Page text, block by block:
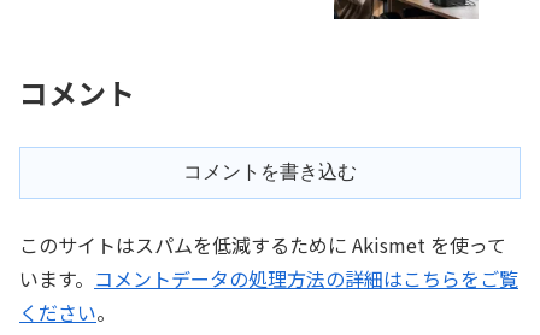
コメント
コメントを書き込む
このサイトはスパムを低減するために Akismet を使って
います。 コメントデータの処理方法の詳細はこちらをご覧
ください。